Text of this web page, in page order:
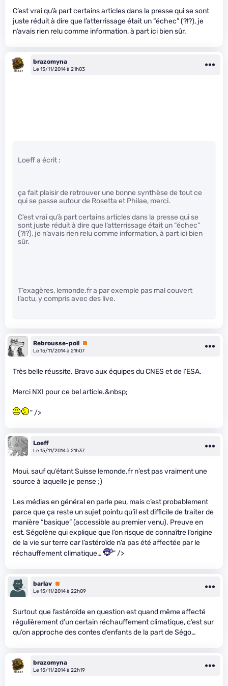
C’est vrai qu’à part certains articles dans la presse qui se sont
juste réduit à dire que l’atterrissage était un “échec” (?!?), je
n’avais rien relu comme information, à part ici bien sûr.
brazomyna
Le 15/11/2014 à 21h03
Loeff a écrit :
ça fait plaisir de retrouver une bonne synthèse de tout ce
qui se passe autour de Rosetta et Philae, merci.
C’est vrai qu’à part certains articles dans la presse qui se
sont juste réduit à dire que l’atterrissage était un “échec”
(?!?), je n’avais rien relu comme information, à part ici bien
sûr.
T’exagères, lemonde.fr a par exemple pas mal couvert
l’actu, y compris avec des live.
Rebrousse-poil Premium
Le 15/11/2014 à 21h07
Très belle réussite. Bravo aux équipes du CNES et de l’ESA.
Merci NXI pour ce bel article.&nbsp;
" />
Loeff
Le 15/11/2014 à 21h37
Moui, sauf qu’étant Suisse lemonde.fr n’est pas vraiment une
source à laquelle je pense ;)
Les médias en général en parle peu, mais c’est probablement
parce que ça reste un sujet pointu qu’il est difficile de traiter de
manière “basique” (accessible au premier venu). Preuve en
est, Ségolène qui explique que l’on risque de connaître l’origine
de la vie sur terre car l’astéroïde n’a pas été affectée par le
réchauffement climatique…
" />
barlav Premium
Le 15/11/2014 à 22h09
Surtout que l’astéroïde en question est quand même affecté
régulièrement d’un certain réchauffement climatique, c’est sur
qu’on approche des contes d’enfants de la part de Ségo…
brazomyna
Le 15/11/2014 à 22h19